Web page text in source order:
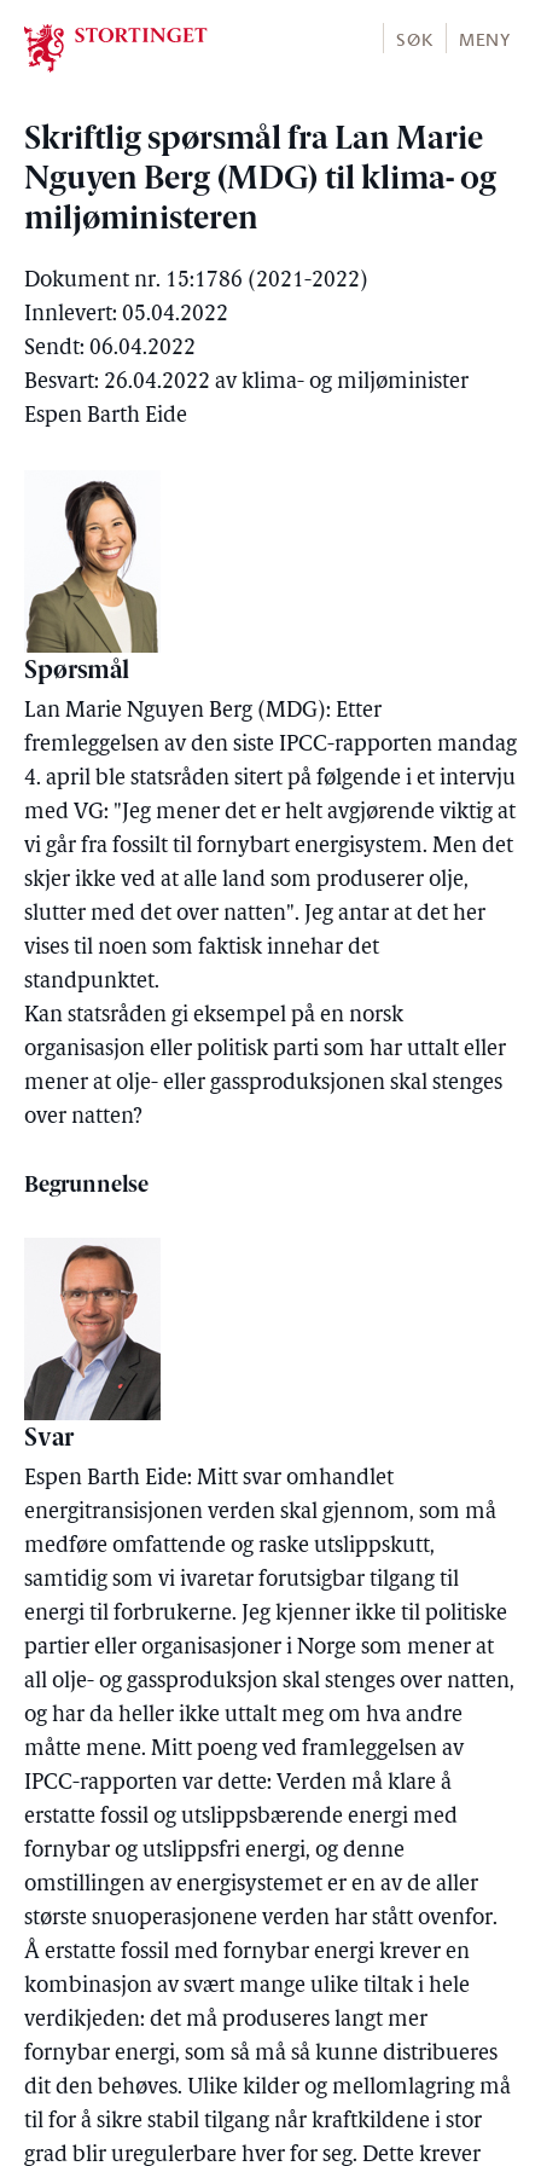
Stortinget.no
SØK MENY
Skriftlig spørsmål fra Lan Marie
Nguyen Berg (MDG) til klima- og
miljøministeren
Dokument nr. 15:1786 (2021-2022)
Innlevert: 05.04.2022
Sendt: 06.04.2022
Besvart: 26.04.2022 av klima- og miljøminister
Espen Barth Eide
Spørsmål
Lan Marie Nguyen Berg (MDG): Etter
fremleggelsen av den siste IPCC-rapporten mandag
4. april ble statsråden sitert på følgende i et intervju
med VG: "Jeg mener det er helt avgjørende viktig at
vi går fra fossilt til fornybart energisystem. Men det
skjer ikke ved at alle land som produserer olje,
slutter med det over natten". Jeg antar at det her
vises til noen som faktisk innehar det
standpunktet.
Kan statsråden gi eksempel på en norsk
organisasjon eller politisk parti som har uttalt eller
mener at olje- eller gassproduksjonen skal stenges
over natten?
Begrunnelse
Svar
Espen Barth Eide: Mitt svar omhandlet
energitransisjonen verden skal gjennom, som må
medføre omfattende og raske utslippskutt,
samtidig som vi ivaretar forutsigbar tilgang til
energi til forbrukerne. Jeg kjenner ikke til politiske
partier eller organisasjoner i Norge som mener at
all olje- og gassproduksjon skal stenges over natten,
og har da heller ikke uttalt meg om hva andre
måtte mene. Mitt poeng ved framleggelsen av
IPCC-rapporten var dette: Verden må klare å
erstatte fossil og utslippsbærende energi med
fornybar og utslippsfri energi, og denne
omstillingen av energisystemet er en av de aller
største snuoperasjonene verden har stått ovenfor.
Å erstatte fossil med fornybar energi krever en
kombinasjon av svært mange ulike tiltak i hele
verdikjeden: det må produseres langt mer
fornybar energi, som så må så kunne distribueres
dit den behøves. Ulike kilder og mellomlagring må
til for å sikre stabil tilgang når kraftkildene i stor
grad blir uregulerbare hver for seg. Dette krever